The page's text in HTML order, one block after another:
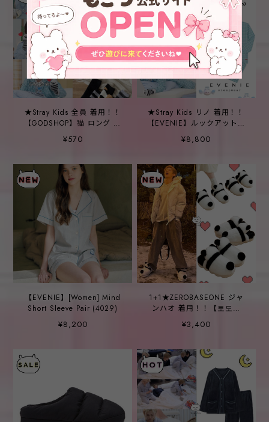
★Stray Kids 全員 着用！！
【GODSHOP】猫 ロング 睡
眠ソックス - 6COLOR
¥570
★Stray Kids リノ 着用！！
【EVENIE】ルックアットミ
ー パジャマ
¥8,800
【EVENIE】[Women] Mind
Short Sleeve Pair (4029)
¥8,200
1+1★ZEROBASEONE ジャ
ンハオ 着用！！【토도미
야】パンダ プバオ ふわふわ
スリッパ
¥3,400